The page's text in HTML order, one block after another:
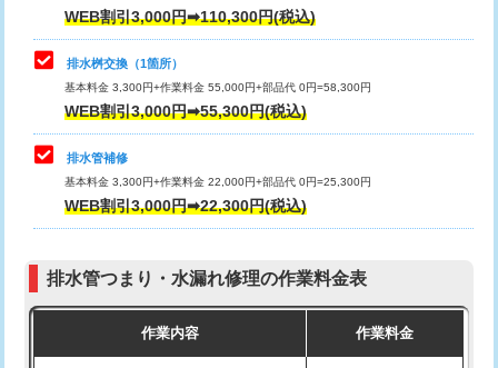
マス交換（深さ50㎝以上）
コンクリート斫り（厚さ10㎝まで）
コンクリート斫り（厚さ10㎝超え）
モルタル補修（厚さ10㎝まで）
モルタル補修（厚さ10㎝超え）
追加人工 16,500円
現場見積
交換・取付（タンク）
交換・取付(単水栓（壁付・デッキ
式）)
交換・取付(混合水栓（壁付・デッキ
式・ワンホール）)
16,500円+材料費
交換・取付(排水栓・排水トラップ
交換・取付（その他部品） 11,000円+材料費
持込商品取付（単水栓） 13,200円
持込商品取付（混合水栓） 16,500円
WEB割引3,000円➡110,300円(税込)
排水桝交換（1箇所）
基本料金 3,300円+作業料金 55,000円+部品代 0円=58,300円
WEB割引3,000円➡55,300円(税込)
排水管補修
基本料金 3,300円+作業料金 22,000円+部品代 0円=25,300円
WEB割引3,000円➡22,300円(税込)
排水管つまり・水漏れ修理の作業料金表
作業内容 作業料金